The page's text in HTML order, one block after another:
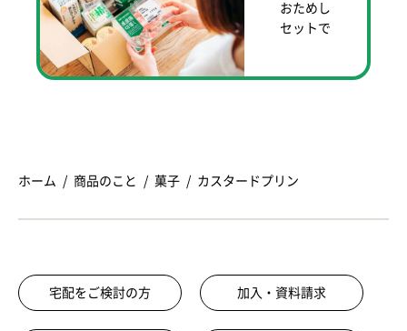
おためし
セットで
ホーム 商品のこと 菓子 カスタードプリン
宅配をご検討の方 加入・資料請求